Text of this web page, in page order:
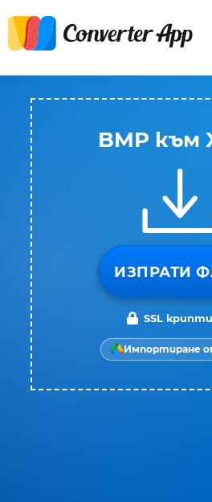
BMP към
ИЗПРАТИ
SSL
Импортиране